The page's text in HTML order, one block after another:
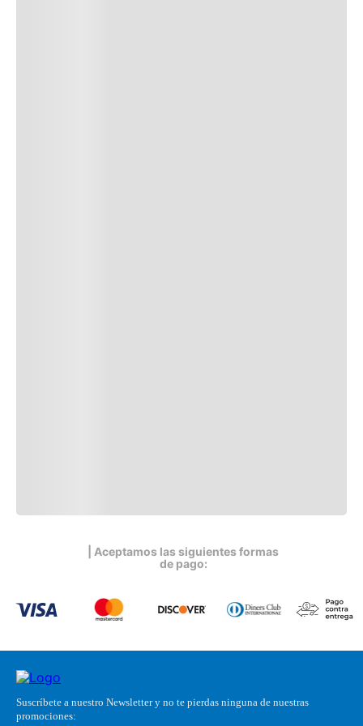
| Aceptamos las siguientes formas
de pago:
Suscríbete a nuestro Newsletter y no te pierdas ninguna de nuestras
promociones: